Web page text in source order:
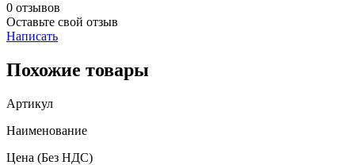
0 отзывов
Оставьте свой отзыв
Написать
Похожие товары
Артикул
Наименование
Цена (Без НДС)